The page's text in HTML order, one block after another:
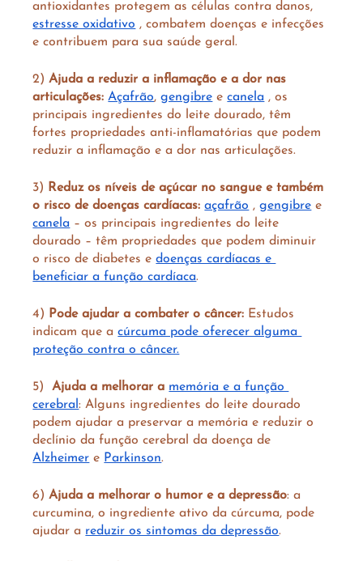
antioxidantes protegem as células contra danos,
estresse oxidativo , combatem doenças e infecções
e contribuem para sua saúde geral.
2) Ajuda a reduzir a inflamação e a dor nas
articulações: Açafrão, gengibre e canela , os
principais ingredientes do leite dourado, têm
fortes propriedades anti-inflamatórias que podem
reduzir a inflamação e a dor nas articulações.
3) Reduz os níveis de açúcar no sangue e também
o risco de doenças cardíacas: açafrão , gengibre e
canela – os principais ingredientes do leite
dourado – têm propriedades que podem diminuir
o risco de diabetes e doenças cardíacas e
beneficiar a função cardíaca.
4) Pode ajudar a combater o câncer: Estudos
indicam que a cúrcuma pode oferecer alguma
proteção contra o câncer.
5) Ajuda a melhorar a memória e a função
cerebral: Alguns ingredientes do leite dourado
podem ajudar a preservar a memória e reduzir o
declínio da função cerebral da doença de
Alzheimer e Parkinson.
6) Ajuda a melhorar o humor e a depressão: a
curcumina, o ingrediente ativo da cúrcuma, pode
ajudar a reduzir os sintomas da depressão.